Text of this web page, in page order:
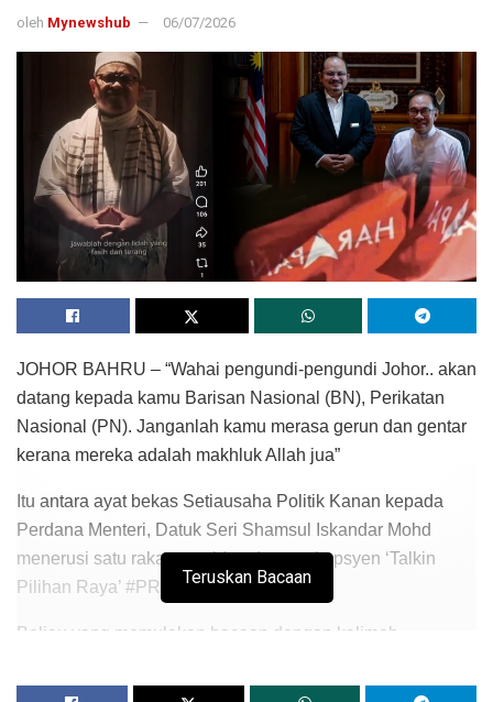
oleh Mynewshub 06/07/2026
JOHOR BAHRU – “Wahai pengundi-pengundi Johor.. akan
datang kepada kamu Barisan Nasional (BN), Perikatan
Nasional (PN). Janganlah kamu merasa gerun dan gentar
kerana mereka adalah makhluk Allah jua”
Itu antara ayat bekas Setiausaha Politik Kanan kepada
Perdana Menteri, Datuk Seri Shamsul Iskandar Mohd
menerusi satu rakaman video dengan kapsyen ‘Talkin
Pilihan Raya’ #PRN Johor.
Beliau yang memulakan bacaan dengan kalimah
banyak sumbangan sekiranya ditawarkan bantuan ketika
Teruskan Bacaan